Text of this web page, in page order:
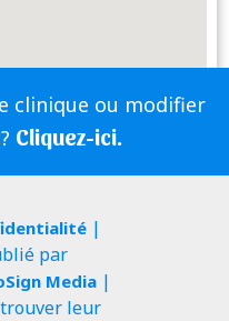
clinique ou modifier
Cliquez-ici.
|
par
Media|
leur